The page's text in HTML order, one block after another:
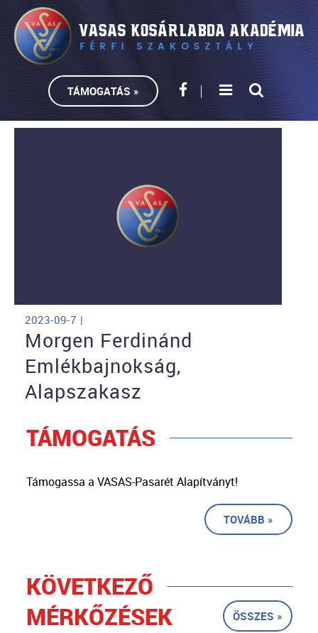
TÁMOGATÁS »
2023-09-7 |
Morgen Ferdinánd
Emlékbajnokság,
Alapszakasz
TÁMOGATÁS
Támogassa a VASAS-Pasarét Alapítványt!
TOVÁBB »
KÖVETKEZŐ
MÉRKŐZÉSEK
ÖSSZES »